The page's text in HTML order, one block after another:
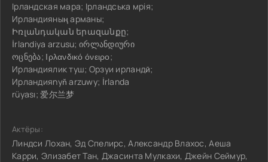
Ірландская мара; Ірландська мрія;
Ирландияның арманы;
Իռլանդական երազանքը;
İrlandiya arzusu; ირლანდიური
ოცნება; Ιρλανδικό όνειρο;
Ирландиялик туш; Орзуи ирландӣ;
Ирландияnyň arzuwy; İrlanda
rüyası; 爱尔兰梦
Актёры:
Линдси Лохан, Эд Спелирс, Александр Влахос, Аеша
Карри, Элизабет Тан, Джасинта Мулкахи, Джейн Сеймур,